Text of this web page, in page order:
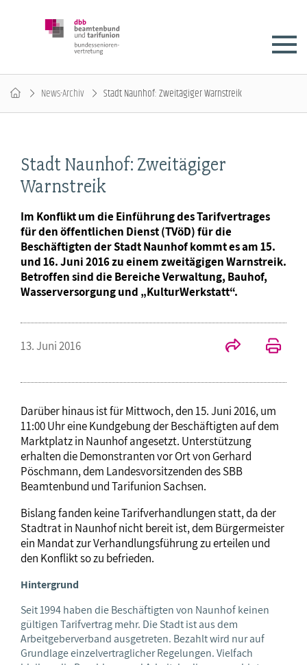
News-Archiv Stadt Naunhof: Zweitägiger Warnstreik
Stadt Naunhof: Zweitägiger
Warnstreik
Im Konflikt um die Einführung des Tarifvertrages
für den öffentlichen Dienst (TVöD) für die
Beschäftigten der Stadt Naunhof kommt es am 15.
und 16. Juni 2016 zu einem zweitägigen Warnstreik.
Betroffen sind die Bereiche Verwaltung, Bauhof,
Wasserversorgung und „KulturWerkstatt“.
13. Juni 2016
Darüber hinaus ist für Mittwoch, den 15. Juni 2016, um
11:00 Uhr eine Kundgebung der Beschäftigten auf dem
Marktplatz in Naunhof angesetzt. Unterstützung
erhalten die Demonstranten vor Ort von Gerhard
Pöschmann, dem Landesvorsitzenden des SBB
Beamtenbund und Tarifunion Sachsen.
Bislang fanden keine Tarifverhandlungen statt, da der
Stadtrat in Naunhof nicht bereit ist, dem Bürgermeister
ein Mandat zur Verhandlungsführung zu erteilen und
den Konflikt so zu befrieden.
Hintergrund
Seit 1994 haben die Beschäftigten von Naunhof keinen
gültigen Tarifvertrag mehr. Die Stadt ist aus dem
Arbeitgeberverband ausgetreten. Bezahlt wird nur auf
Grundlage einzelvertraglicher Regelungen. Vielfach